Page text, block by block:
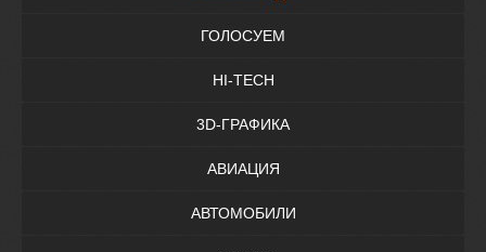
ГОЛОСУЕМ
HI-TECH
3D-ГРАФИКА
АВИАЦИЯ
АВТОМОБИЛИ